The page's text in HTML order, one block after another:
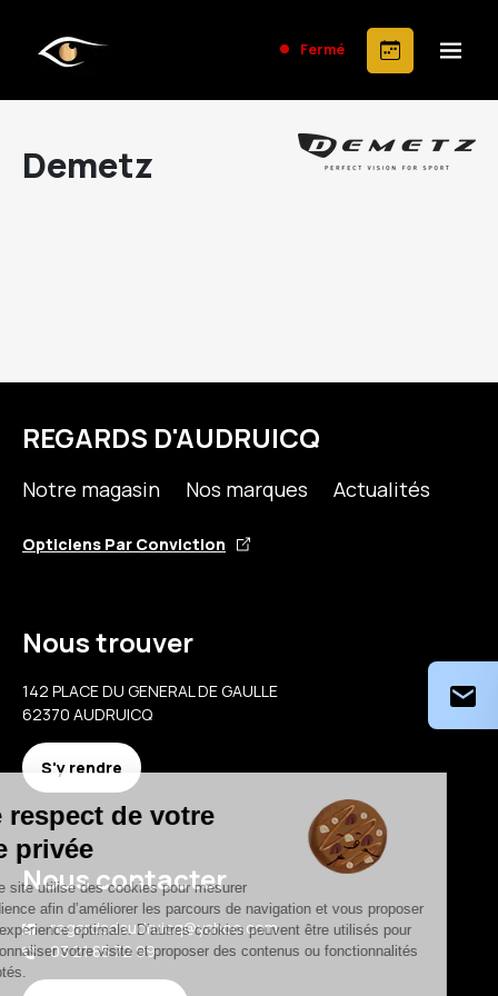
Fermé
Demetz
REGARDS D'AUDRUICQ
Notre magasin Nos marques Actualités
Opticiens Par Conviction
Nous trouver
142 PLACE DU GENERAL DE GAULLE
62370 AUDRUICQ
S'y rendre
Nous contacter
regardsdaudruicq@yahoo.com
03 21 85 72 99